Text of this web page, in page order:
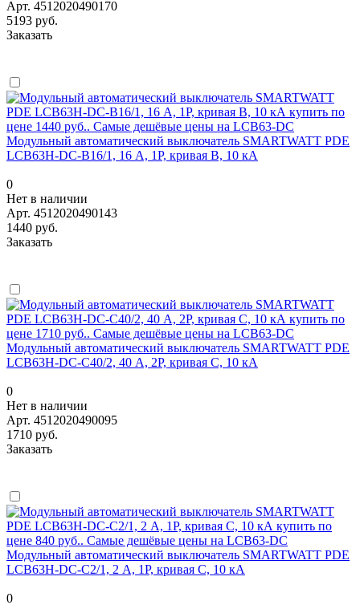
Арт. 4512020490170
5193 руб.
Заказать
Модульный автоматический выключатель SMARTWATT PDE
LCB63H-DC-B16/1, 16 А, 1P, кривая B, 10 кА
0
Нет в наличии
Арт. 4512020490143
1440 руб.
Заказать
Модульный автоматический выключатель SMARTWATT PDE
LCB63H-DC-C40/2, 40 А, 2P, кривая C, 10 кА
0
Нет в наличии
Арт. 4512020490095
1710 руб.
Заказать
Модульный автоматический выключатель SMARTWATT PDE
LCB63H-DC-C2/1, 2 А, 1P, кривая C, 10 кА
0